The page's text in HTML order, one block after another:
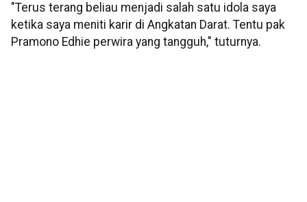
"Terus terang beliau menjadi salah satu idola saya
ketika saya meniti karir di Angkatan Darat. Tentu pak
Pramono Edhie perwira yang tangguh," tuturnya.